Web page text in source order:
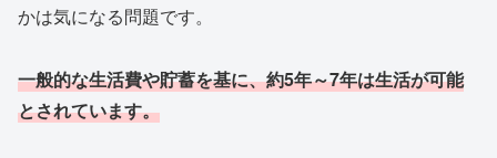
かは気になる問題です。
一般的な生活費や貯蓄を基に、約5年～7年は生活が可能
とされています。